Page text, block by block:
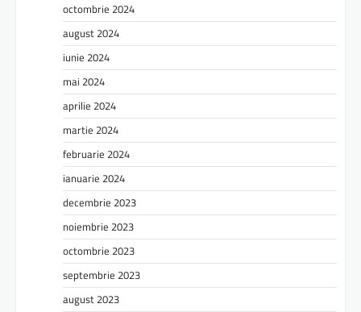
octombrie 2024
august 2024
iunie 2024
mai 2024
aprilie 2024
martie 2024
februarie 2024
ianuarie 2024
decembrie 2023
noiembrie 2023
octombrie 2023
septembrie 2023
august 2023